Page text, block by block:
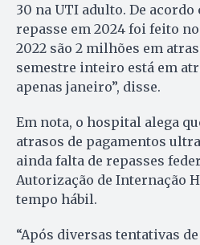
30 na UTI adulto. De
repasse em 2024 foi feito
2022 são 2 milhões em
semestre inteiro está em
apenas janeiro”, disse.
Em nota, o hospital alega
atrasos de pagamentos
ainda falta de repasses
Autorização de Internação
tempo hábil.
“Após diversas tentativas